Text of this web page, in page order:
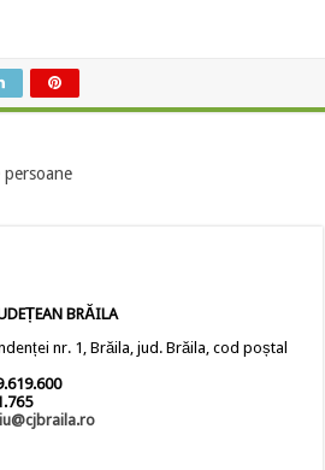
BRĂILA
nr. 1, Brăila, jud. Brăila, cod poștal